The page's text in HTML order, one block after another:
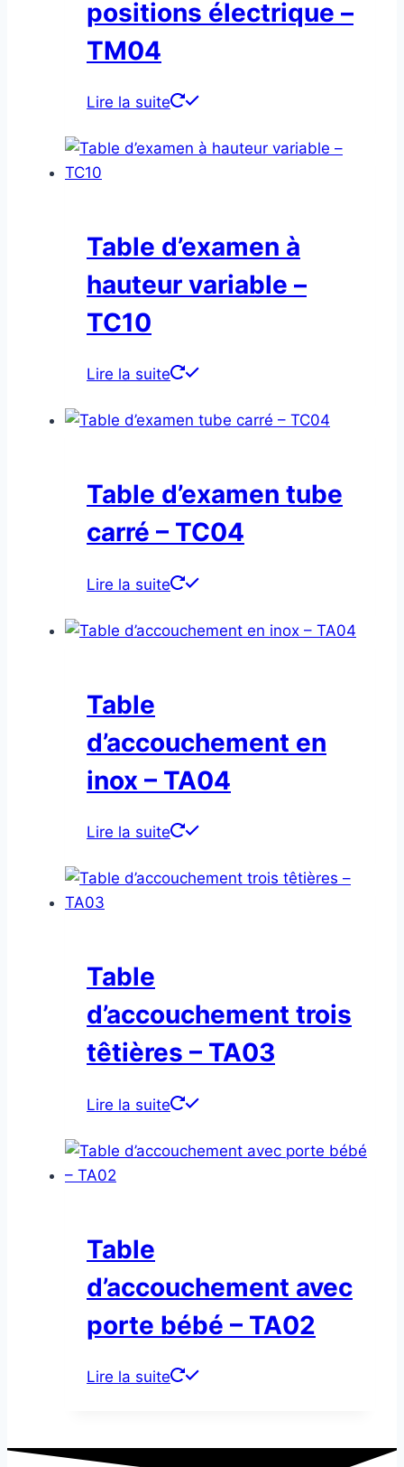
positions électrique –
TM04
Lire la suite
Table d’examen à
hauteur variable –
TC10
Lire la suite
Table d’examen tube
carré – TC04
Lire la suite
Table
d’accouchement en
inox – TA04
Lire la suite
Table
d’accouchement trois
têtières – TA03
Lire la suite
Table
d’accouchement avec
porte bébé – TA02
Lire la suite